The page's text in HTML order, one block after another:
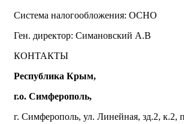
Система налогообложения: ОСНО
Ген. директор: Симановский А.В
КОНТАКТЫ
Республика Крым,
г.о. Симферополь,
г. Симферополь, ул. Линейная, зд.2, к.2,